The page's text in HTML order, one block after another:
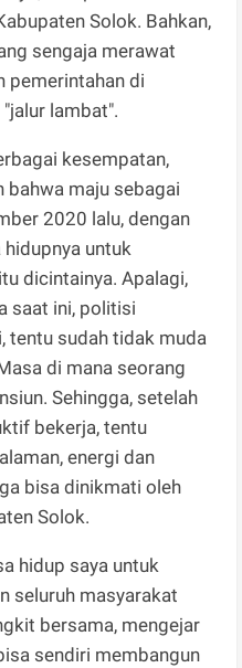
Solok. Bahkan,
sengaja merawat
pemerintahan di
lambat".
kesempatan,
bahwa maju sebagai
2020 lalu, dengan
untuk
dicintainya. Apalagi,
saat ini, politisi
tentu sudah tidak muda
di mana seorang
Sehingga, setelah
bekerja, tentu
energi dan
bisa dinikmati oleh
Solok.
hidup saya untuk
seluruh masyarakat
bersama, mengejar
sendiri membangun